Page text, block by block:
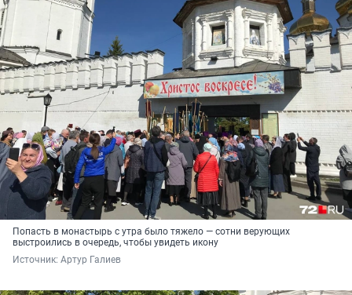
Попасть в монастырь с утра было тяжело — сотни верующих
выстроились в очередь, чтобы увидеть икону
Источник: Артур Галиев